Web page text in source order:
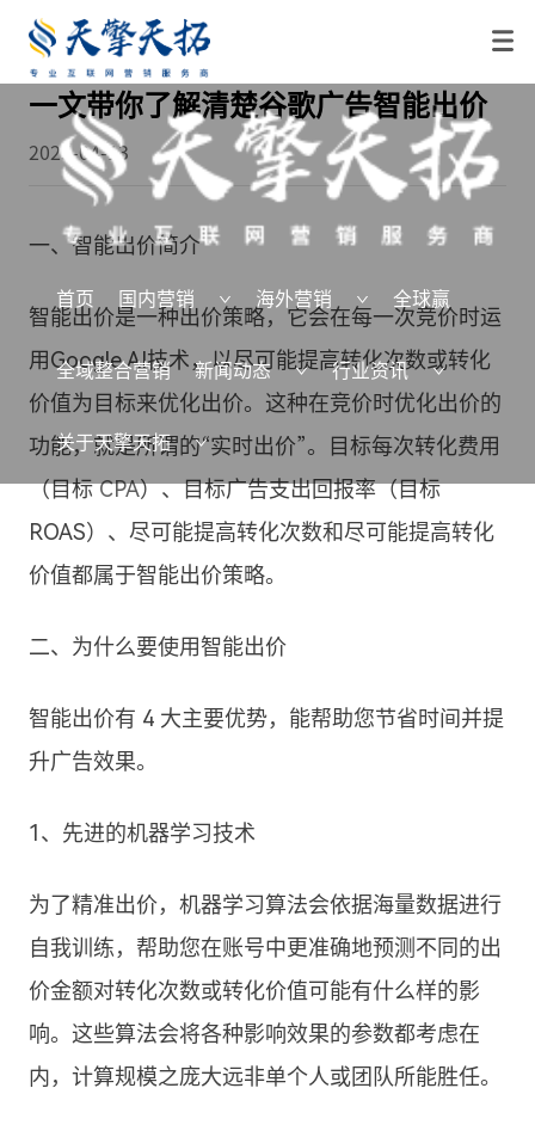
首页 国内营销 海外营销 全球赢
全域整合营销 新闻动态 行业资讯
关于天擎天拓
一文带你了解清楚谷歌广告智能出价
2025-04-13
一、智能出价简介
智能出价是一种出价策略，它会在每一次竞价时运
用Google AI技术，以尽可能提高转化次数或转化
价值为目标来优化出价。这种在竞价时优化出价的
功能，就是所谓的“实时出价”。目标每次转化费用
（目标CPA）、目标广告支出回报率（目标
ROAS）、尽可能提高转化次数和尽可能提高转化
价值都属于智能出价策略。
二、为什么要使用智能出价
智能出价有 4 大主要优势，能帮助您节省时间并提
升广告效果。
1、先进的机器学习技术
为了精准出价，机器学习算法会依据海量数据进行
自我训练，帮助您在账号中更准确地预测不同的出
价金额对转化次数或转化价值可能有什么样的影
响。这些算法会将各种影响效果的参数都考虑在
内，计算规模之庞大远非单个人或团队所能胜任。